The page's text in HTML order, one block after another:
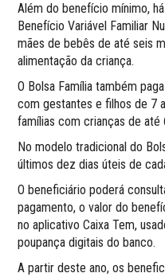
Além do benefício mínimo,
Benefício Variável Familiar
mães de bebês de até seis
alimentação da criança.
O Bolsa Família também
com gestantes e filhos de 7
famílias com crianças de até
No modelo tradicional do
últimos dez dias úteis de
O beneficiário poderá
pagamento, o valor do
no aplicativo Caixa Tem,
poupança digitais do banco.
A partir deste ano, os